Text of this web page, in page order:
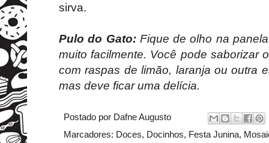
sirva.
Pulo do Gato: Fique de olho na
muito facilmente. Você pode saborizar
com raspas de limão, laranja ou outra
mas deve ficar uma delícia.
Postado por Dafne Augusto
Marcadores: Doces, Docinhos, Festa Junina,